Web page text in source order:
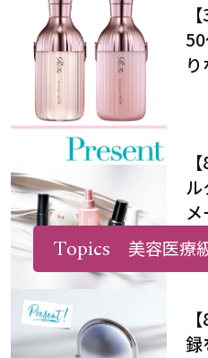
ル
に
で
録
Topics 美容医療